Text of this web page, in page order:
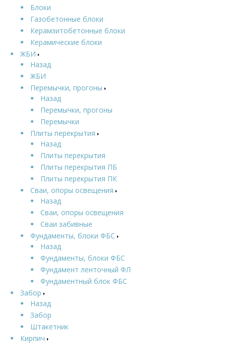
Блоки
Газобетонные блоки
Керамзитобетонные блоки
Керамические блоки
ЖБИ
Назад
ЖБИ
Перемычки, прогоны
Назад
Перемычки, прогоны
Перемычки
Плиты перекрытия
Назад
Плиты перекрытия
Плиты перекрытия ПБ
Плиты перекрытия ПК
Сваи, опоры освещения
Назад
Сваи, опоры освещения
Сваи забивные
Фундаменты, блоки ФБС
Назад
Фундаменты, блоки ФБС
Фундамент ленточный ФЛ
Фундаментный блок ФБС
Забор
Назад
Забор
Штакетник
Кирпич